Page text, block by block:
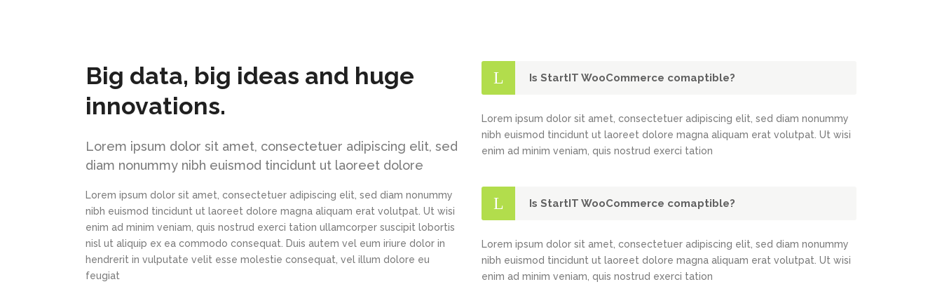
Big data, big ideas and huge
innovations.
Lorem ipsum dolor sit amet, consectetuer adipiscing elit, sed
diam nonummy nibh euismod tincidunt ut laoreet dolore
Lorem ipsum dolor sit amet, consectetuer adipiscing elit, sed diam nonummy
nibh euismod tincidunt ut laoreet dolore magna aliquam erat volutpat. Ut wisi
enim ad minim veniam, quis nostrud exerci tation ullamcorper suscipit lobortis
nisl ut aliquip ex ea commodo consequat. Duis autem vel eum iriure dolor in
hendrerit in vulputate velit esse molestie consequat, vel illum dolore eu
feugiat
Is StartIT WooCommerce comaptible?
Lorem ipsum dolor sit amet, consectetuer adipiscing elit, sed diam nonummy
nibh euismod tincidunt ut laoreet dolore magna aliquam erat volutpat. Ut wisi
enim ad minim veniam, quis nostrud exerci tation
Is StartIT WooCommerce comaptible?
Lorem ipsum dolor sit amet, consectetuer adipiscing elit, sed diam nonummy
nibh euismod tincidunt ut laoreet dolore magna aliquam erat volutpat. Ut wisi
enim ad minim veniam, quis nostrud exerci tation